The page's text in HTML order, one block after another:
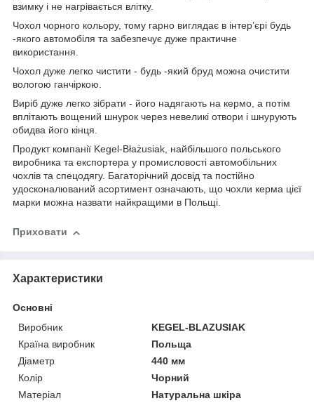
взимку і не нагрівається влітку.
Чохол чорного кольору, тому гарно виглядає в інтер’єрі будь
-якого автомобіля та забезпечує дуже практичне
використання.
Чохол дуже легко чистити - будь -який бруд можна очистити
вологою ганчіркою.
Виріб дуже легко зібрати - його надягають на кермо, а потім
вплітають вощений шнурок через невеликі отвори і шнурують
обидва його кінця.
Продукт компанії Kegel-Błażusiak, найбільшого польського
виробника та експортера у промисловості автомобільних
чохлів та спецодягу. Багаторічний досвід та постійно
удосконалюваний асортимент означають, що чохли керма цієї
марки можна назвати найкращими в Польщі.
Приховати
Характеристики
Основні
Виробник
KEGEL-BLAZUSIAK
Країна виробник
Польща
Діаметр
440 мм
Колір
Чорний
Матеріал
Натуральна шкіра